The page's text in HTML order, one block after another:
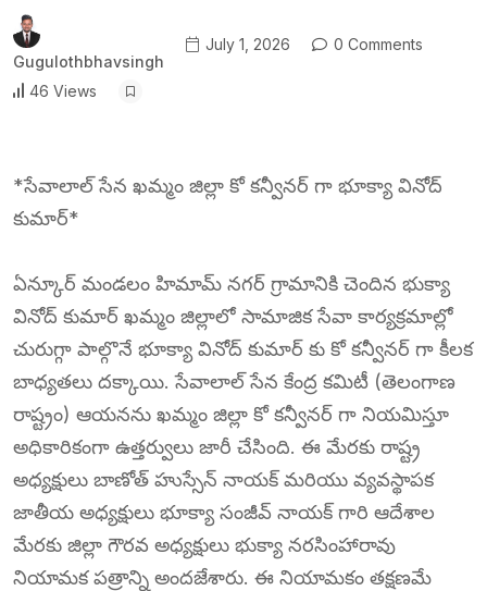
Gugulothbhavsingh
July 1, 2026 0 Comments
46 Views
*సేవాలాల్ సేన ఖమ్మం జిల్లా కో కన్వీనర్ గా భూక్యా వినోద్
కుమార్*
ఏన్కూర్ మండలం హిమామ్ నగర్ గ్రామానికి చెందిన భుక్యా
వినోద్ కుమార్ ఖమ్మం జిల్లాలో సామాజిక సేవా కార్యక్రమాల్లో
చురుగ్గా పాల్గొనే భూక్యా వినోద్ కుమార్ కు కో కన్వీనర్ గా కీలక
బాధ్యతలు దక్కాయి. సేవాలాల్ సేన కేంద్ర కమిటీ (తెలంగాణ
రాష్ట్రం) ఆయనను ఖమ్మం జిల్లా కో కన్వీనర్ గా నియమిస్తూ
అధికారికంగా ఉత్తర్వులు జారీ చేసింది. ఈ మేరకు రాష్ట్ర
అధ్యక్షులు బాణోత్ హుస్సేన్ నాయక్ మరియు వ్యవస్థాపక
జాతీయ అధ్యక్షులు భూక్యా సంజీవ్ నాయక్ గారి ఆదేశాల
మేరకు జిల్లా గౌరవ అధ్యక్షులు భుక్యా నరసింహారావు
నియామక పత్రాన్ని అందజేశారు. ఈ నియామకం తక్షణమే